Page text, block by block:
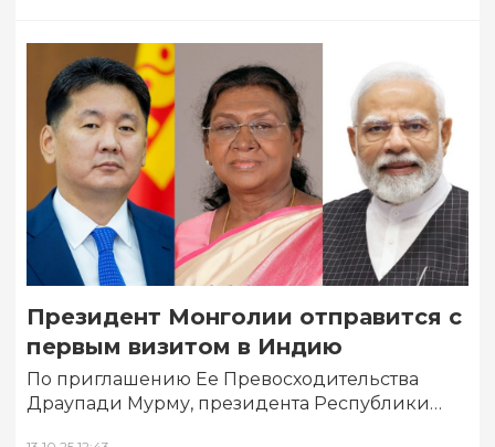
Президент Монголии отправится с
первым визитом в Индию
По приглашению Ее Превосходительства
Драупади Мурму, президента Республики